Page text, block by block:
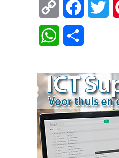
Copy
Link
Facebook
WhatsApp